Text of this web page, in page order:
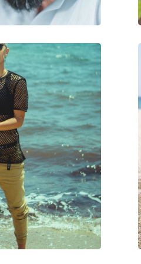
Nu
Da
Da
Bărbați
Ochelari de soare
Tommy Hilfiger
Modă
TH1970/S KB7 KU